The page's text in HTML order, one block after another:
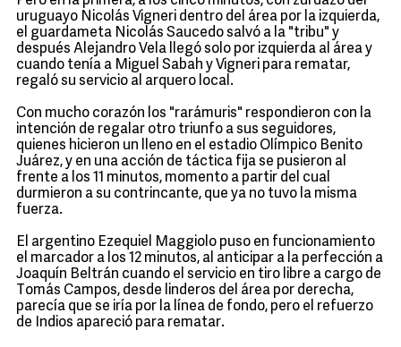
uruguayo Nicolás Vigneri dentro del área por la izquierda,
el guardameta Nicolás Saucedo salvó a la "tribu" y
después Alejandro Vela llegó solo por izquierda al área y
cuando tenía a Miguel Sabah y Vigneri para rematar,
regaló su servicio al arquero local.
Con mucho corazón los "rarámuris" respondieron con la
intención de regalar otro triunfo a sus seguidores,
quienes hicieron un lleno en el estadio Olímpico Benito
Juárez, y en una acción de táctica fija se pusieron al
frente a los 11 minutos, momento a partir del cual
durmieron a su contrincante, que ya no tuvo la misma
fuerza.
El argentino Ezequiel Maggiolo puso en funcionamiento
el marcador a los 12 minutos, al anticipar a la perfección a
Joaquín Beltrán cuando el servicio en tiro libre a cargo de
Tomás Campos, desde linderos del área por derecha,
parecía que se iría por la línea de fondo, pero el refuerzo
de Indios apareció para rematar.